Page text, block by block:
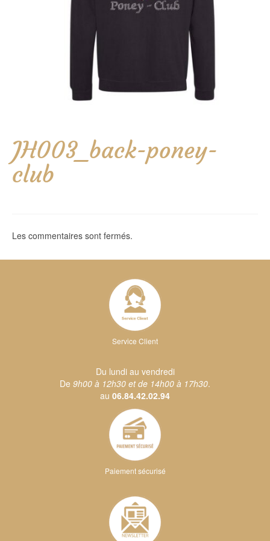
JH003_back-poney-
club
Les commentaires sont fermés.
Service Client
Du lundi au vendredi
De 9h00 à 12h30 et de 14h00 à 17h30.
au 06.84.42.02.94
Paiement sécurisé